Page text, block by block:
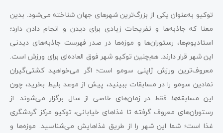
توکیو به‌عنوان یکی از بزرگ‌ترین شهرهای جهان شناخته می‌شود. بدین
معنا که جاذبه‌ها و تفریحات زیادی برای دیدن و انجام دادن دارد؛
استادیوم‌ها، رستوران‌ها و موزه‌ها در صدر فهرست جاذبه‌‌های دیدنی
این شهر قرار دارند. هم‌چنین توکیو شهر فوق العاده‌ای برای ورزش است.
معروف‌ترین ورزش ژاپنی سومو است؛ اگر می‌خواهید کشتی‌گیران
نمادین سومو را در مسابقات ببینید، پیش از موعد بلیط بخرید، چون
این مسابقه‌ها فقط در زمان‌های خاصی از سال برگزار می‌شوند. از
رستوران‌های معروف گرفته تا غذاهای خیابانی، توکیو مرکز گردشگری
غذا است؛ شما این شهر را از طریق غذاهایش می‌شناسید. موزه‌ها و